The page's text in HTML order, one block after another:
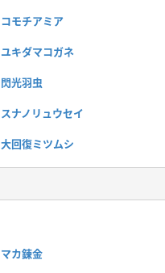
コモチアミア
ユキダマコガネ
閃光羽虫
スナノリュウセイ
大回復ミツムシ
マカ錬金